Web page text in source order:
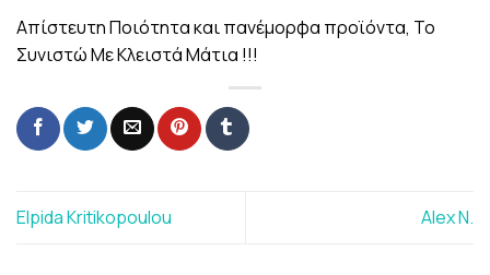
Απίστευτη Ποιότητα και πανέμορφα προϊόντα, Το
Συνιστώ Με Κλειστά Μάτια !!!
Elpida Kritikopoulou Alex N.